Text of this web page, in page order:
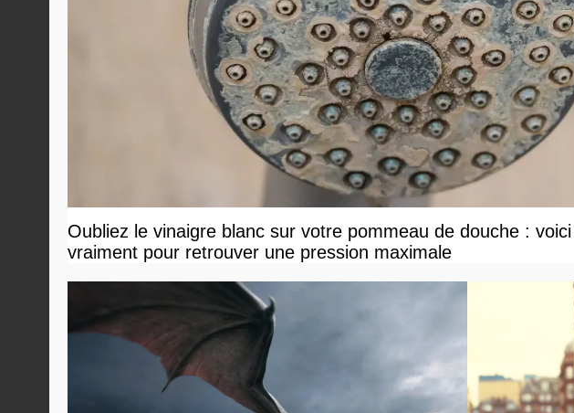
Oubliez le vinaigre blanc sur votre pommeau de douche :
vraiment pour retrouver une pression maximale